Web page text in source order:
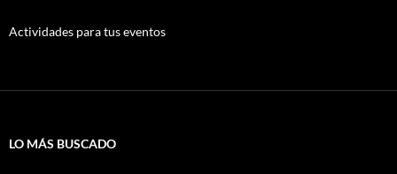
Actividades para tus eventos
LO MÁS BUSCADO